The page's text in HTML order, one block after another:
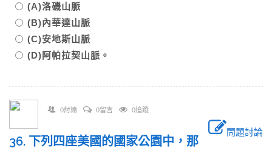
(A)洛磯山脈
(B)內華達山脈
(C)安地斯山脈
(D)阿帕拉契山脈。
0討論 0留言 0追蹤
問題討論
36. 下列四座美國的國家公園中，那